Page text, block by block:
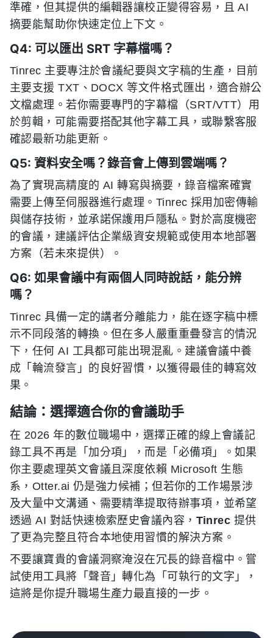
準確，但其提供的編輯器讓校正變得容易，且 AI
摘要能幫助你快速定位上下文。
Q4: 可以匯出 SRT 字幕檔嗎？
Tinrec 主要專注於會議紀要與文字稿的生產，目前
主要支援 TXT、DOCX 等文件格式匯出，適合辦公
文檔處理。若你需要專門的字幕檔（SRT/VTT）用
於剪輯，可能需要搭配其他字幕工具，或聯繫客服
確認最新功能更新。
Q5: 資料安全嗎？錄音會上傳到雲端嗎？
為了實現高精度的 AI 轉寫與摘要，錄音檔案確實
需要上傳至伺服器進行處理。Tinrec 採用加密傳輸
與儲存技術，並承諾保護用戶隱私。對於高度機密
的會議，建議評估企業級資安規範或使用本地部署
方案（若未來提供）。
Q6: 如果會議中有兩個人同時說話，能分辨
嗎？
Tinrec 具備一定的講者分離能力，能在逐字稿中標
示不同段落的轉換。但在多人嚴重重疊發言的情況
下，任何 AI 工具都可能出現混亂。建議會議中養
成「輪流發言」的良好習慣，以獲得最佳的轉寫效
果。
結論：選擇適合你的會議助手
在 2026 年的數位職場中，選擇正確的線上會議記
錄工具不再是「加分項」，而是「必備項」。如果
你主要處理英文會議且深度依賴 Microsoft 生態
系，Otter.ai 仍是強力候補；但若你的工作場景涉
及大量中文溝通、需要精準提取待辦事項，並希望
透過 AI 對話快速檢索歷史會議內容， Tinrec 提供
了更為完整且符合本地使用習慣的解決方案。
不要讓寶貴的會議洞察淹沒在冗長的錄音檔中。嘗
試使用工具將「聲音」轉化為「可執行的文字」，
這將是你提升職場生產力最直接的一步。